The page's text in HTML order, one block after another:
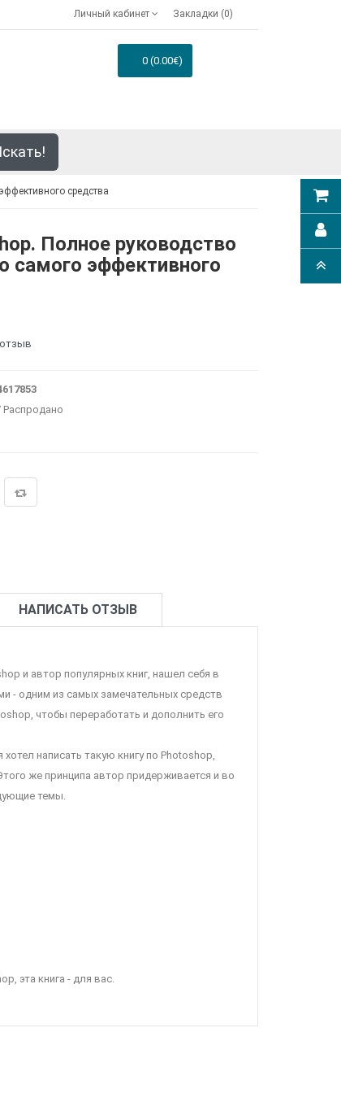
Личный кабинет Закладки (0)
0 (0.00€)
средства
Полное руководство
самого эффективного
Распродано
НАПИСАТЬ ОТЗЫВ
и автор популярных книг, нашел себя в
- одним из самых замечательных средств
чтобы переработать и дополнить его
написать такую книгу по Photoshop,
же принципа автор придерживается и во
темы.
эта книга - для вас.